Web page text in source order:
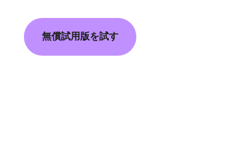
無償試用版を試す